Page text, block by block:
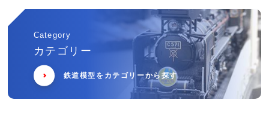
Category
カテゴリー
鉄道模型をカテゴリーから探す